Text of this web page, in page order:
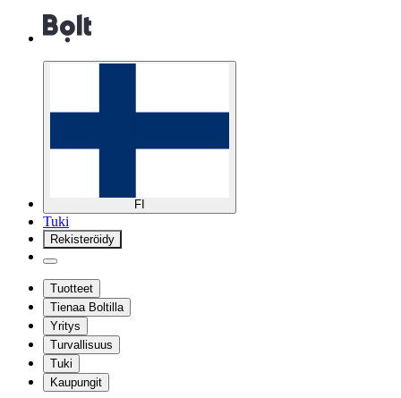
FI
Tuki
Rekisteröidy
Tuotteet
Tienaa Boltilla
Yritys
Turvallisuus
Tuki
Kaupungit